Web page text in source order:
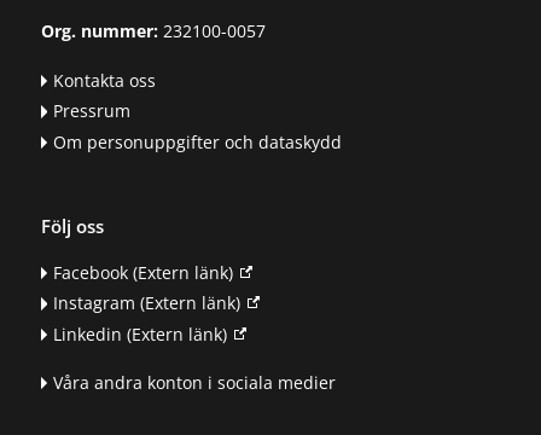
Org. nummer:232100-0057
Kontakta oss
Pressrum
Om personuppgifter och dataskydd
Följ oss
Facebook(Extern länk)
Instagram (Extern länk)
Linkedin (Extern länk)
Våra andra konton i sociala medier